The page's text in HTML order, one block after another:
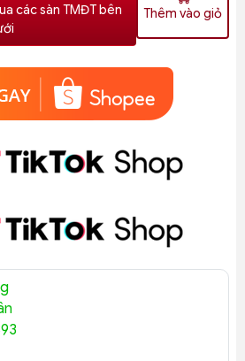
các sàn TMĐT bên
Thêm vào giỏ